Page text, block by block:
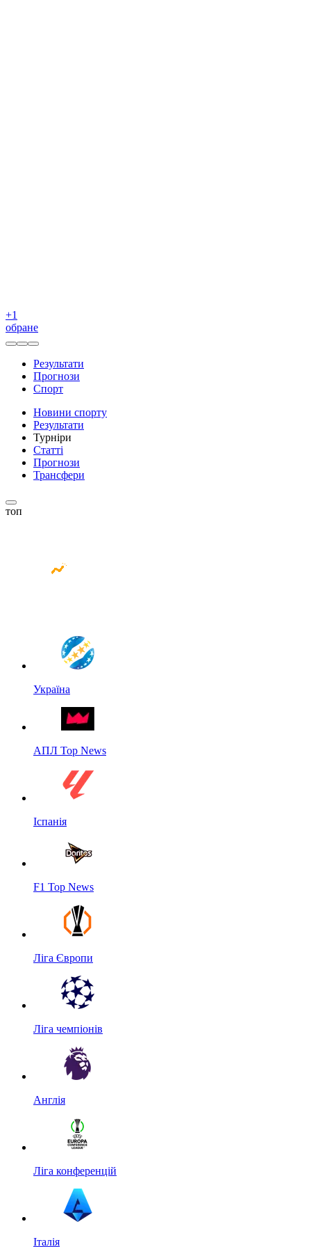
+1
обране
Результати
Прогнози
Спорт
Новини спорту
Результати
Турніри
Статті
Прогнози
Трансфери
топ
Україна
АПЛ Top News
Іспанія
F1 Top News
Ліга Європи
Ліга чемпіонів
Англія
Ліга конференцій
Італія